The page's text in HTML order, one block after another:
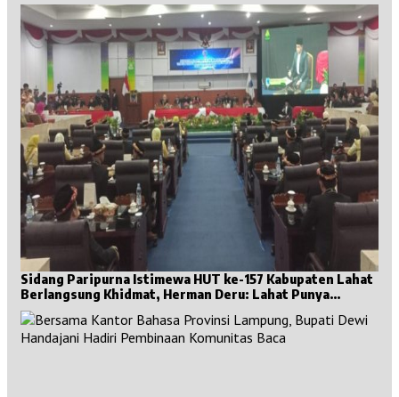
Sidang Paripurna Istimewa HUT ke-157 Kabupaten Lahat
Berlangsung Khidmat, Herman Deru: Lahat Punya
Sejarah Besar untuk Sumsel